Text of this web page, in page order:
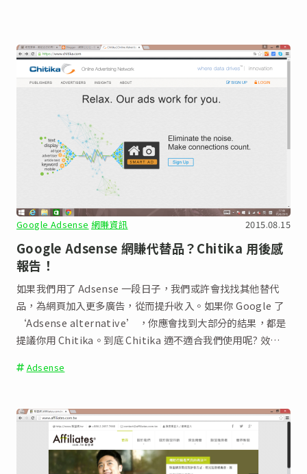
Google Adsense 網賺資訊 2015.08.15
Google Adsense 網賺代替品？Chitika 用後感
報告！
如果我們用了 Adsense 一段日子，我們或許會找找其他替代
品，為網頁加入更多廣告，從而提升收入。如果你 Google 了
‘Adsense alternative’ ，你應會找到大部分的結果，都是
提議你用 Chitika。到底 Chitika 適不適合我們使用呢? 效果又
用 Adsense 好了。
Adsense